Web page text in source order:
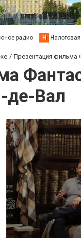
радио Н
Презентация фильма
де-Вал